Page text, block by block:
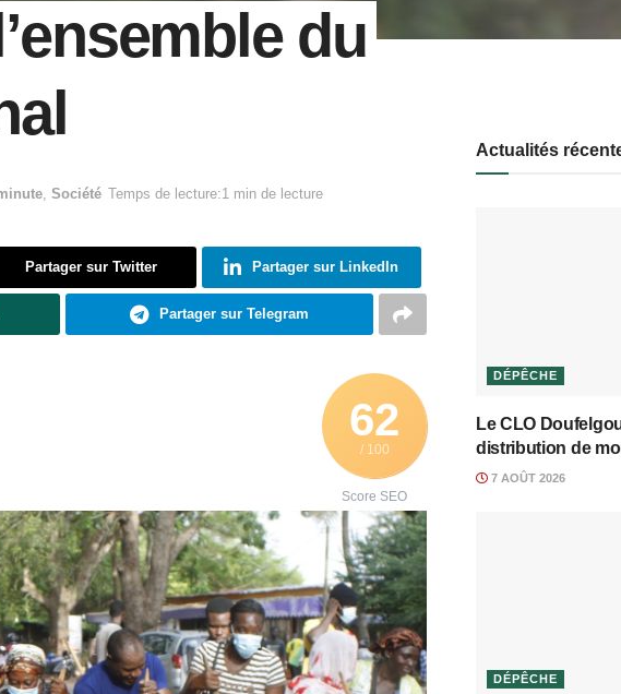
du
, Société Temps de lecture:1 min de lecture
Partager sur Twitter Partager sur LinkedIn
Partager sur Telegram
62
/ 100
Score SEO
Actualités
DÉPÊCHE
Le CLO
distribution de
7 AOÛT 2026
DÉPÊCHE